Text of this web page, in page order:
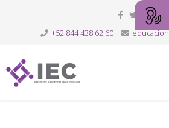
+52 844 438 62 60